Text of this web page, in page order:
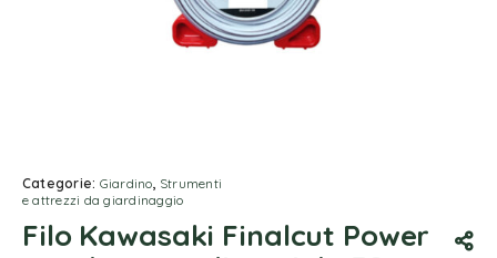
Categorie: Giardino, Strumenti
e attrezzi da giardinaggio
Filo Kawasaki Finalcut Power